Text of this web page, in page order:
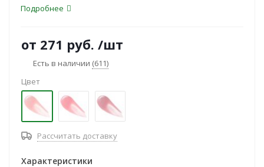
жожоба, авокадо, ши и арганы заботятся о губах,
Подробнее
от 271 руб. /шт
Есть в наличии (611)
Цвет
Рассчитать доставку
Характеристики